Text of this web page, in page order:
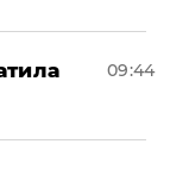
09:44